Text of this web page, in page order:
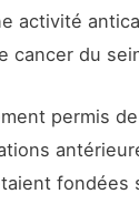
activité
cancer du
permis
fondées